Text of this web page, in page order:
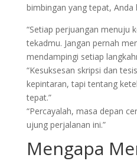
bimbingan yang tepat, Anda
“Setiap perjuangan menuju
tekadmu. Jangan pernah
mendampingi setiap
“Kesuksesan skripsi dan
kepintaran, tapi tentang
tepat.”
“Percayalah, masa depan
ujung perjalanan ini.”
Mengapa